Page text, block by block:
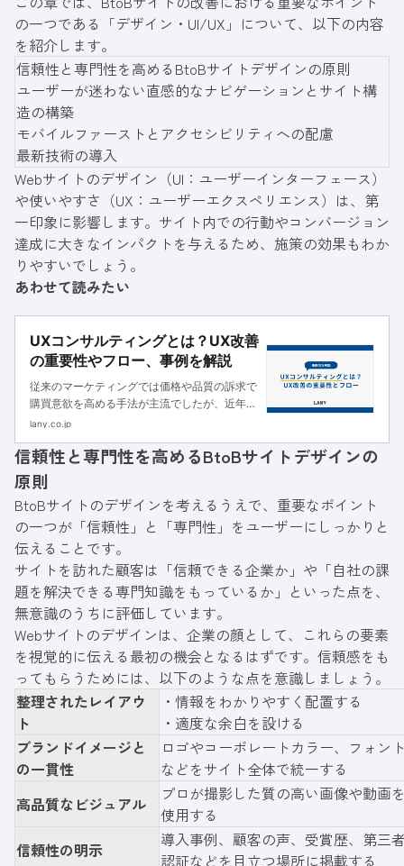
の一つである「デザイン・UI/UX」について、以下の内容
を紹介します。
信頼性と専門性を高めるBtoBサイトデザインの原則
ユーザーが迷わない直感的なナビゲーションとサイト構
造の構築
モバイルファーストとアクセシビリティへの配慮
最新技術の導入
Webサイトのデザイン（UI：ユーザーインターフェース）
や使いやすさ（UX：ユーザーエクスペリエンス）は、第
一印象に影響します。サイト内での行動やコンバージョン
達成に大きなインパクトを与えるため、施策の効果もわか
りやすいでしょう。
あわせて読みたい
UXコンサルティングとは？UX改善
の重要性やフロー、事例を解説
従来のマーケティングでは価格や品質の訴求で
購買意欲を高める手法が主流でしたが、近年は
UX（ユーザー体験）が重視されるようになり
で、CVRを高めるためには見込み顧客と接点を
持ち、CVさせるまでの一連の...
lany.co.jp
信頼性と専門性を高めるBtoBサイトデザインの
原則
BtoBサイトのデザインを考えるうえで、重要なポイント
の一つが「信頼性」と「専門性」をユーザーにしっかりと
伝えることです。
サイトを訪れた顧客は「信頼できる企業か」や「自社の課
題を解決できる専門知識をもっているか」といった点を、
無意識のうちに評価しています。
Webサイトのデザインは、企業の顔として、これらの要素
を視覚的に伝える最初の機会となるはずです。信頼感をも
ってもらうためには、以下のような点を意識しましょう。
整理されたレイアウ
ト
・情報をわかりやすく配置する
・適度な余白を設ける
ブランドイメージと
の一貫性
ロゴやコーポレートカラー、フォン
などをサイト全体で統一する
高品質なビジュアル
プロが撮影した質の高い画像や動画
使用する
信頼性の明示
導入事例、顧客の声、受賞歴、第三
認証などを目立つ場所に掲載する